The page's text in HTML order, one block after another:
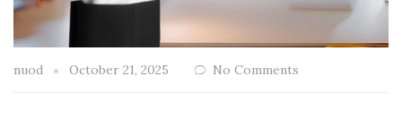
nuod October 21, 2025 No Comments